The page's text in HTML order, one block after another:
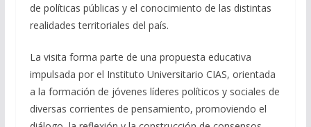
de políticas públicas y el conocimiento de las distintas
realidades territoriales del país.
La visita forma parte de una propuesta educativa
impulsada por el Instituto Universitario CIAS, orientada
a la formación de jóvenes líderes políticos y sociales de
diversas corrientes de pensamiento, promoviendo el